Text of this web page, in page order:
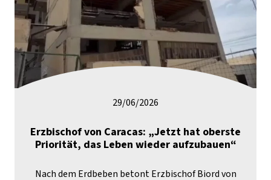
29/06/2026
Erzbischof von Caracas: „Jetzt hat oberste
Priorität, das Leben wieder aufzubauen“
Nach dem Erdbeben betont Erzbischof Biord von